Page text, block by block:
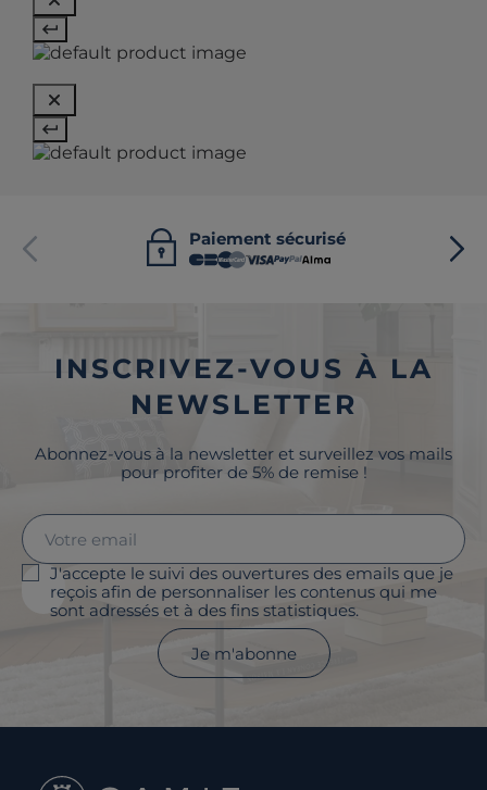
Paiement sécurisé
INSCRIVEZ-VOUS À LA
NEWSLETTER
Abonnez-vous à la newsletter et surveillez vos mails
pour profiter de 5% de remise !
J'accepte le suivi des ouvertures des emails que je
reçois afin de personnaliser les contenus qui me
sont adressés et à des fins statistiques.
Je m'abonne